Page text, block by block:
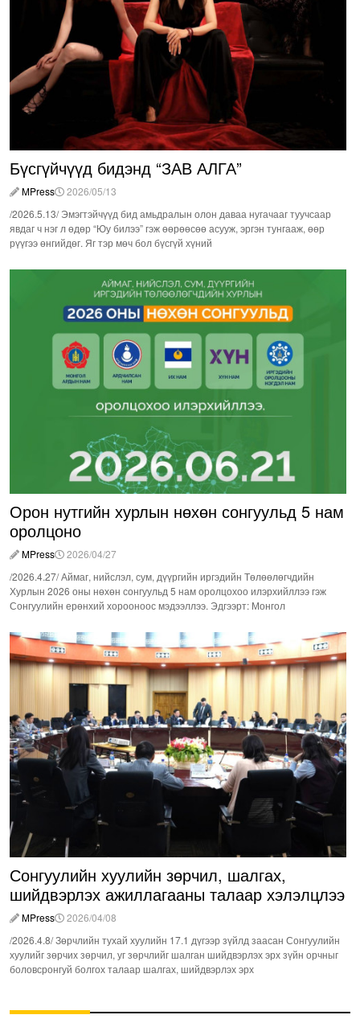
Бүсгүйчүүд бидэнд “ЗАВ АЛГА”
MPress
2026/05/13
/2026.5.13/ Эмэгтэйчүүд бид амьдралын олон даваа нугачааг туучсаар
явдаг ч нэг л өдөр “Юу билээ” гэж өөрөөсөө асууж, эргэн тунгааж, өөр
рүүгээ өнгийдөг. Яг тэр мөч бол бүсгүй хүний
Орон нутгийн хурлын нөхөн сонгуульд 5 нам
оролцоно
MPress
2026/04/27
/2026.4.27/ Аймаг, нийслэл, сум, дүүргийн иргэдийн Төлөөлөгчдийн
Хурлын 2026 оны нөхөн сонгуульд 5 нам оролцохоо илэрхийллээ гэж
Сонгуулийн ерөнхий хорооноос мэдээллээ. Эдгээрт: Монгол
Сонгуулийн хуулийн зөрчил, шалгах,
шийдвэрлэх ажиллагааны талаар хэлэлцлээ
MPress
2026/04/08
/2026.4.8/ Зөрчлийн тухай хуулийн 17.1 дүгээр зүйлд заасан Сонгуулийн
хуулийг зөрчих зөрчил, уг зөрчлийг шалган шийдвэрлэх эрх зүйн орчныг
боловсронгуй болгох талаар шалгах, шийдвэрлэх эрх